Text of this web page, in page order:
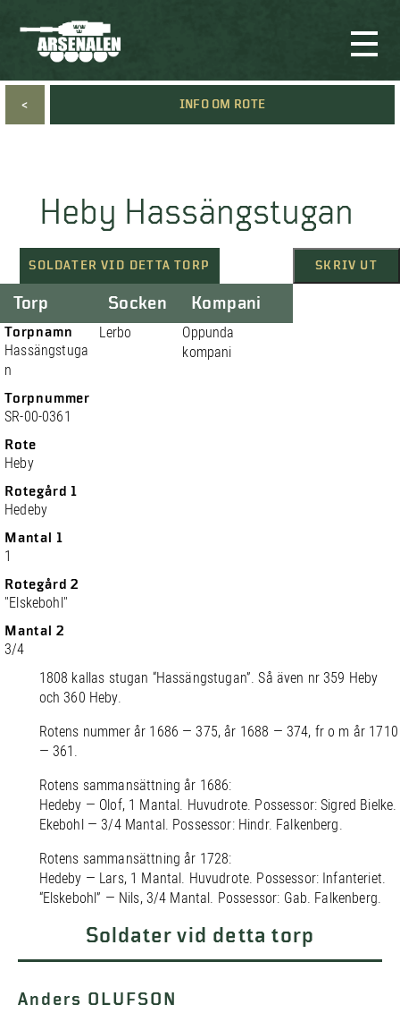
< INFO OM ROTE
Heby Hassängstugan
SOLDATER VID DETTA TORP SKRIV UT
Torp
Torpnamn
Hassängstuga
n
Torpnummer
SR-00-0361
Rote
Heby
Rotegård 1
Hedeby
Mantal 1
1
Rotegård 2
"Elskebohl"
Mantal 2
3/4
Socken
Lerbo
Kompani
Oppunda
kompani
1808 kallas stugan “Hassängstugan”. Så även nr 359 Heby
och 360 Heby.
Rotens nummer år 1686 — 375, år 1688 — 374, fr o m år 1710
— 361.
Rotens sammansättning år 1686:
Hedeby — Olof, 1 Mantal. Huvudrote. Possessor: Sigred Bielke.
Ekebohl — 3/4 Mantal. Possessor: Hindr. Falkenberg.
Rotens sammansättning år 1728:
Hedeby — Lars, 1 Mantal. Huvudrote. Possessor: Infanteriet.
“Elskebohl” — Nils, 3/4 Mantal. Possessor: Gab. Falkenberg.
Soldater vid detta torp
Anders OLUFSON